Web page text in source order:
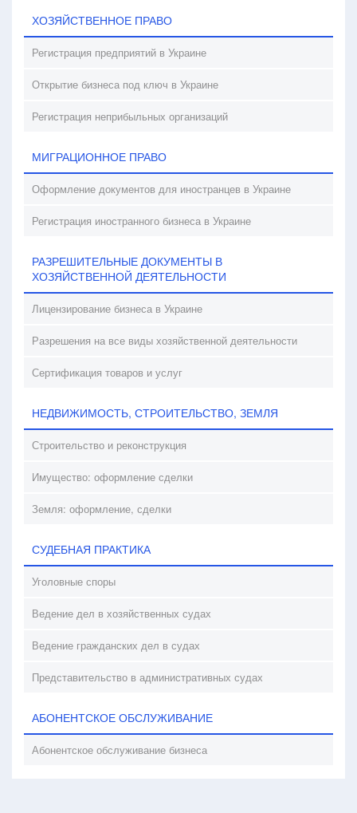
ХОЗЯЙСТВЕННОЕ ПРАВО
Регистрация предприятий в Украине
Открытие бизнеса под ключ в Украине
Регистрация неприбыльных организаций
МИГРАЦИОННОЕ ПРАВО
Оформление документов для иностранцев в Украине
Регистрация иностранного бизнеса в Украине
РАЗРЕШИТЕЛЬНЫЕ ДОКУМЕНТЫ В
ХОЗЯЙСТВЕННОЙ ДЕЯТЕЛЬНОСТИ
Лицензирование бизнеса в Украине
Разрешения на все виды хозяйственной деятельности
Сертификация товаров и услуг
НЕДВИЖИМОСТЬ, СТРОИТЕЛЬСТВО, ЗЕМЛЯ
Строительство и реконструкция
Имущество: оформление сделки
Земля: оформление, сделки
СУДЕБНАЯ ПРАКТИКА
Уголовные споры
Ведение дел в хозяйственных судах
Ведение гражданских дел в судах
Представительство в административных судах
АБОНЕНТСКОЕ ОБСЛУЖИВАНИЕ
Абонентское обслуживание бизнеса